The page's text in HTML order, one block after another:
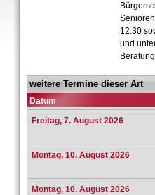
12:30
und
weitere Termine dieser Art
Datum
Freitag, 7. August 2026
Montag, 10. August 2026
Montag, 10. August 2026